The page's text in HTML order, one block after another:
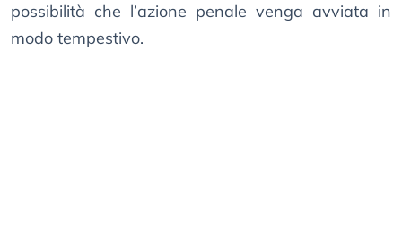
possibilità che l’azione penale venga avviata in
modo tempestivo.